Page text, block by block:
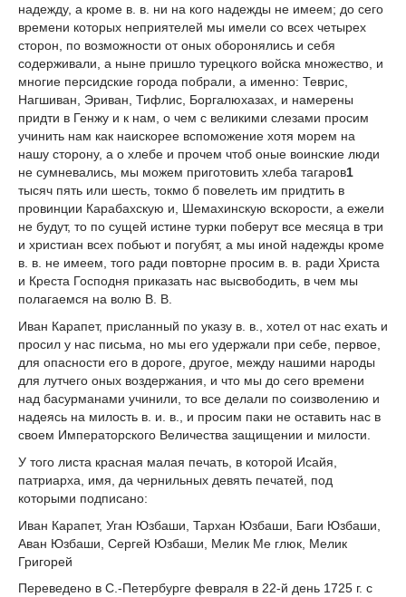
надежду, а кроме в. в. ни на кого надежды не имеем; до сего
времени которых неприятелей мы имели со всех четырех
сторон, по возможности от оных оборонялись и себя
содерживали, а ныне пришло турецкого войска множество, и
многие персидские города побрали, а именно: Теврис,
Нагшиван, Эриван, Тифлис, Боргалюхазах, и намерены
придти в Генжу и к нам, о чем с великими слезами просим
учинить нам как наискорее вспоможение хотя морем на
нашу сторону, а о хлебе и прочем чтоб оные воинские люди
не сумневались, мы можем приготовить хлеба тагаров1
тысяч пять или шесть, токмо б повелеть им придтить в
провинции Карабахскую и, Шемахинскую вскорости, а ежели
не будут, то по сущей истине турки поберут все месяца в три
и христиан всех побьют и погубят, а мы иной надежды кроме
в. в. не имеем, того ради повторне просим в. в. ради Христа
и Креста Господня приказать нас высвободить, в чем мы
полагаемся на волю В. В.
Иван Карапет, присланный по указу в. в., хотел от нас ехать и
просил у нас письма, но мы его удержали при себе, первое,
для опасности его в дороге, другое, между нашими народы
для лутчего оных воздержания, и что мы до сего времени
над басурманами учинили, то все делали по соизволению и
надеясь на милость в. и. в., и просим паки не оставить нас в
своем Императорского Величества защищении и милости.
У того листа красная малая печать, в которой Исайя,
патриарха, имя, да чернильных девять печатей, под
которыми подписано:
Иван Карапет, Уган Юзбаши, Тархан Юзбаши, Баги Юзбаши,
Аван Юзбаши, Сергей Юзбаши, Мелик Me глюк, Мелик
Григорей
Переведено в С.-Петербурге февраля в 22-й день 1725 г. с